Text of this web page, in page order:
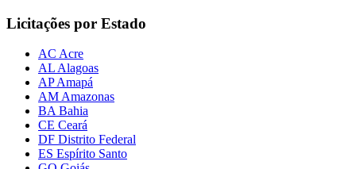
Licitações por Estado
AC Acre
AL Alagoas
AP Amapá
AM Amazonas
BA Bahia
CE Ceará
DF Distrito Federal
ES Espírito Santo